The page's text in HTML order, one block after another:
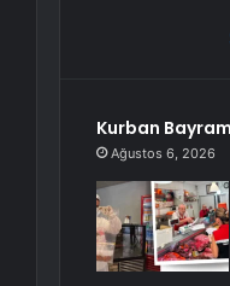
Kurban
Ağustos 6, 2026